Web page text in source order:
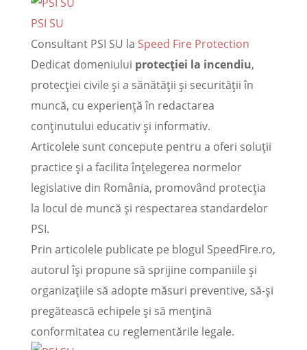
PSI SU
Consultant PSI SU la Speed Fire Protection
Dedicat domeniului protecției la incendiu,
protecției civile și a sănătății și securității în
muncă, cu experiență în redactarea
conținutului educativ și informativ.
Articolele sunt concepute pentru a oferi soluții
practice și a facilita înțelegerea normelor
legislative din România, promovând protecția
la locul de muncă și respectarea standardelor
PSI.
Prin articolele publicate pe blogul SpeedFire.ro,
autorul își propune să sprijine companiile și
organizațiile să adopte măsuri preventive, să-și
pregătească echipele și să mențină
conformitatea cu reglementările legale.